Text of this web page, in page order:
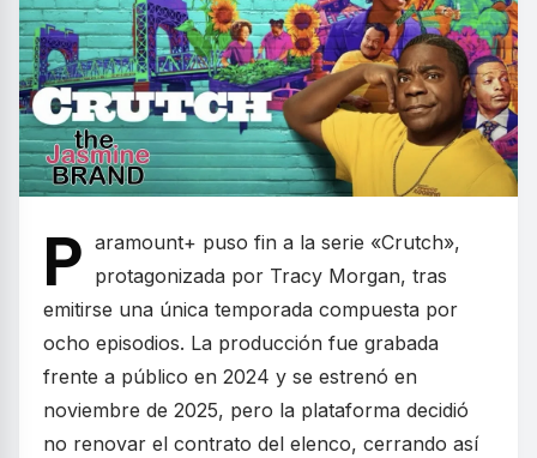
P aramount+ puso fin a la serie «Crutch»,
protagonizada por Tracy Morgan, tras
emitirse una única temporada compuesta por
ocho episodios. La producción fue grabada
frente a público en 2024 y se estrenó en
noviembre de 2025, pero la plataforma decidió
no renovar el contrato del elenco, cerrando así